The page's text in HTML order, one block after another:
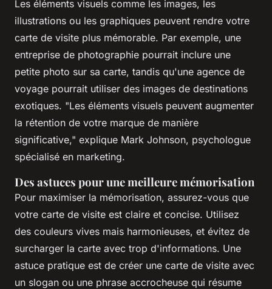
Les éléments visuels comme les images, les
illustrations ou les graphiques peuvent rendre votre
carte de visite plus mémorable. Par exemple, une
entreprise de photographie pourrait inclure une
petite photo sur sa carte, tandis qu'une agence de
voyage pourrait utiliser des images de destinations
exotiques. "Les éléments visuels peuvent augmenter
la rétention de votre marque de manière
significative," explique Mark Johnson, psychologue
spécialisé en marketing.
Des astuces pour une meilleure mémorisation
Pour maximiser la mémorisation, assurez-vous que
votre carte de visite est claire et concise. Utilisez
des couleurs vives mais harmonieuses, et évitez de
surcharger la carte avec trop d'informations. Une
astuce pratique est de créer une carte de visite avec
un slogan ou une phrase accrocheuse qui résume